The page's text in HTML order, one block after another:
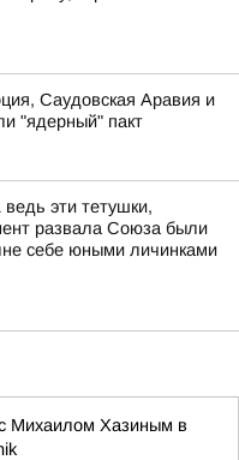
Саудовская Аравия и
"ядерный" пакт
эти тетушки,
развала Союза были
себе юными личинками
Михаилом Хазиным в